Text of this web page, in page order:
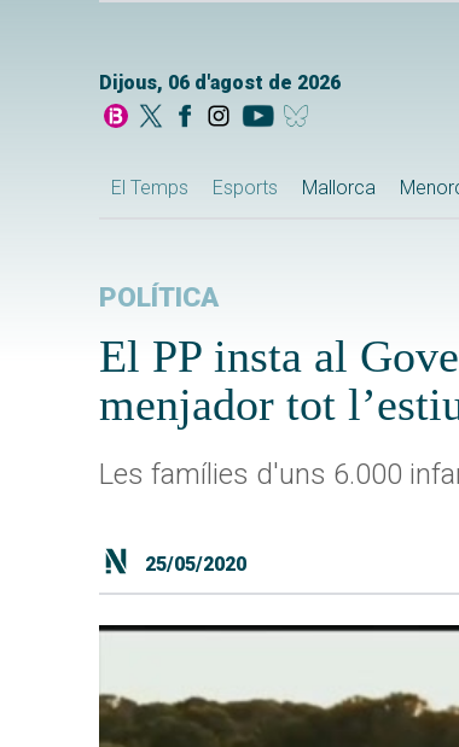
Dijous, 06 d'agost de 2026
El Temps Esports Mallorca
POLÍTICA
El PP insta al
menjador tot
Les famílies d'uns 6.000
25/05/2020